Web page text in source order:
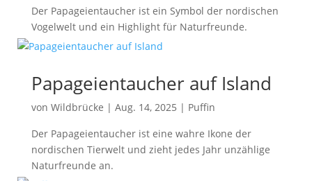
Der Papageientaucher ist ein Symbol der nordischen
Vogelwelt und ein Highlight für Naturfreunde.
Papageientaucher auf Island
von Wildbrücke | Aug. 14, 2025 | Puffin
Der Papageientaucher ist eine wahre Ikone der
nordischen Tierwelt und zieht jedes Jahr unzählige
Naturfreunde an.